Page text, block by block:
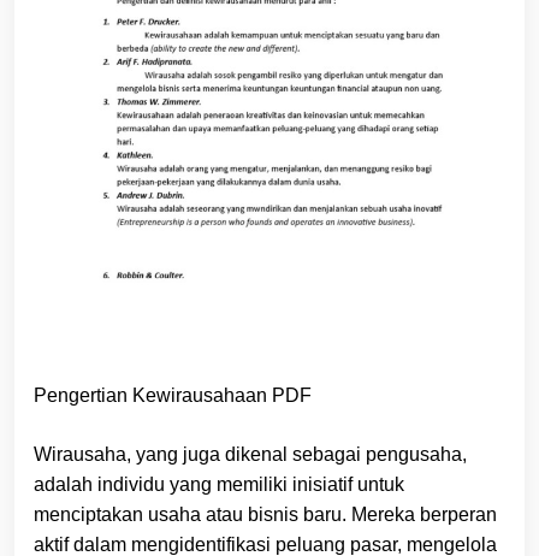
Pengertian Kewirausahaan PDF
Wirausaha, yang juga dikenal sebagai pengusaha,
adalah individu yang memiliki inisiatif untuk
menciptakan usaha atau bisnis baru. Mereka berperan
aktif dalam mengidentifikasi peluang pasar, mengelola